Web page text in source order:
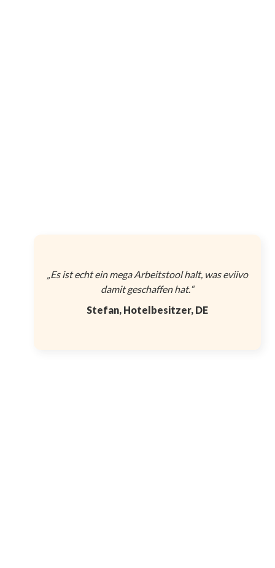
„Es ist echt ein mega Arbeitstool halt, was eviivo
damit geschaffen hat.“
Stefan, Hotelbesitzer, DE